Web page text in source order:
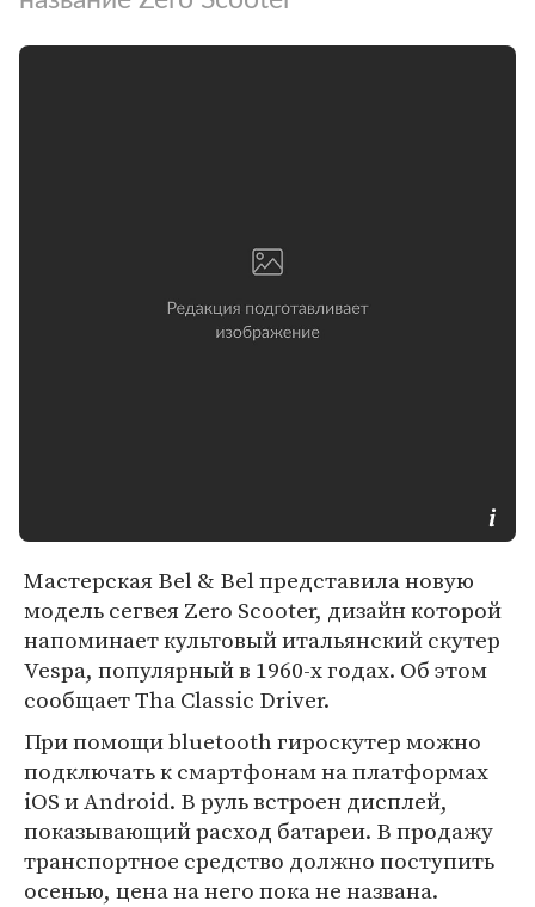
Мастерская Bel & Bel представила новую
модель сегвея Zero Scooter, дизайн которой
напоминает культовый итальянский скутер
Vespa, популярный в 1960-х годах. Об этом
сообщает Tha Classic Driver.
При помощи bluetooth гироскутер можно
подключать к смартфонам на платформах
iOS и Android. В руль встроен дисплей,
показывающий расход батареи. В продажу
транспортное средство должно поступить
осенью, цена на него пока не названа.